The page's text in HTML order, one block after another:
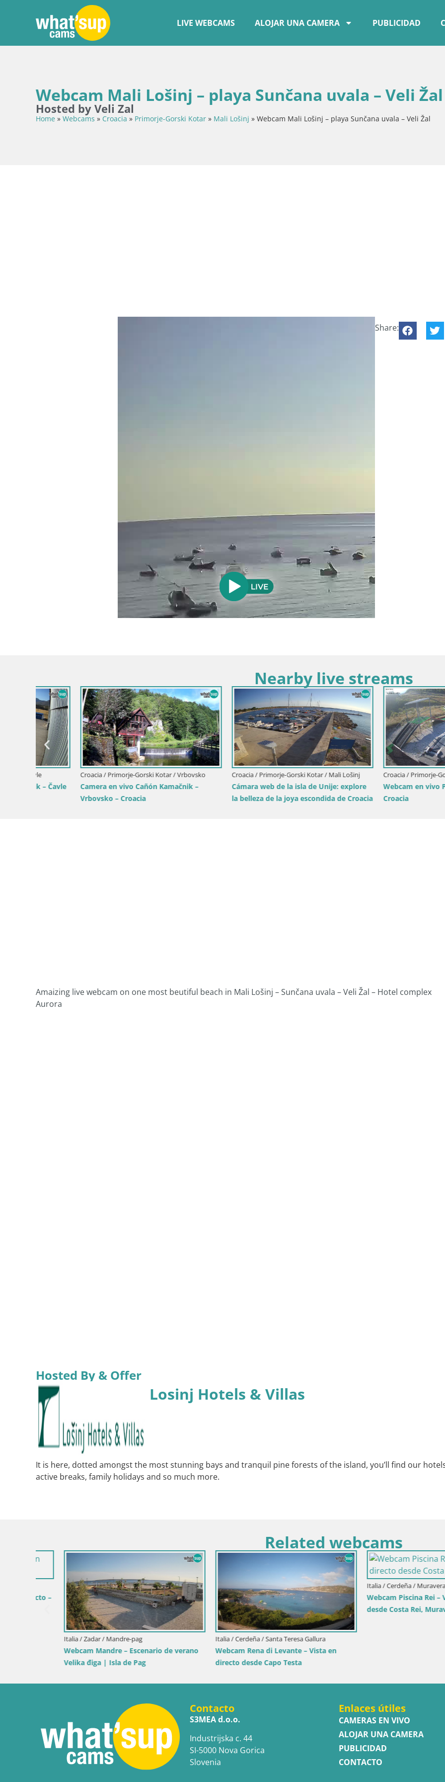
LIVE WEBCAMS ALOJAR UNA CAMERA PUBLICIDAD
Webcam Mali Lošinj – playa Sunčana uvala – Veli Žal
Hosted by Veli Zal
Home » Webcams » Croacia » Primorje-Gorski Kotar » Mali Lošinj » Webcam Mali Lošinj – playa Sunčana uvala – Veli Žal
Share:
Nearby live streams
Croacia / Primorje-Gorski Kotar / Mali Lošinj
Cámara web de la isla de Unije: explore
la belleza de la joya escondida de Croacia
Croacia / Primorje-Gorski Kotar / Fužine
Webcam en vivo Pista de trineo Fužine –
Croacia / Primorje-Gorski Kotar /
Webcam Puerto Volosko –
de Marina Mul | Opatija
Amaizing live webcam on one most beutiful beach in Mali Lošinj – Sunčana uvala – Veli Žal – Hotel complex
Aurora
Hosted By & Offer
Losinj Hotels & Villas
It is here, dotted amongst the most stunning bays and tranquil pine forests of the island, you’ll find our
active breaks, family holidays and so much more.
Related webcams
Italia / Cerdeña / Muravera
Webcam Piscina Rei – Vista en directo
desde Costa Rei, Muravera
Italia / Sicilia / Trapani
Webcam Isole dello Stagnone – Duotone
Pro Center
Contacto
S3MEA d.o.o.
Industrijska c. 44
SI-5000 Nova Gorica
Slovenia
Enlaces útiles
CAMERAS EN VIVO
ALOJAR UNA CAMERA
PUBLICIDAD
CONTACTO